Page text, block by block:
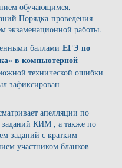
обучающимся,
Порядка проведения
работы.
баллами ЕГЭ по
в компьютерной
технической ошибки
зафиксирован
апелляции по
заданий КИМ , а также по
заданий с кратким
участником бланков